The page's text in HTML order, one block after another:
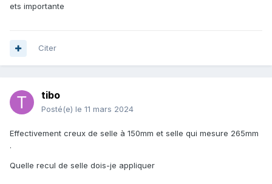
ets importante
Citer
tibo
Posté(e) le 11 mars 2024
Effectivement creux de selle à 150mm et selle qui mesure 265mm
.
Quelle recul de selle dois-je appliquer